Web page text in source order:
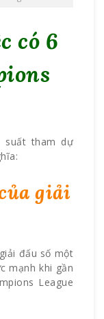
có 6
suất tham dự
giải
đấu số một
mạnh khi gần
League